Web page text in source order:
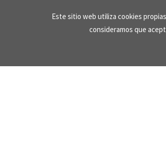
Este sitio web utiliza cookies
consideramos que